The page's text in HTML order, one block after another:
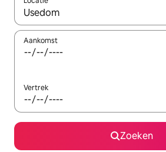
Wanneer er suggesties beschikbaar
Aankomst
Vertrek
Zoeken